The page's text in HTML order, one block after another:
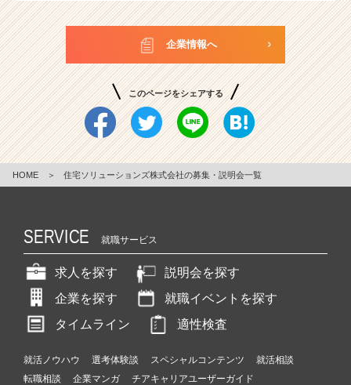
企業情報へ
このページをシェアする
HOME ＞ 住宅ソリューションズ株式会社の募集・説明会一覧
SERVICE 就職サービス
求人を探す
説明会を探す
企業を探す
就職イベントを探す
タイムライン
適性検査
就活ノウハウ 選考体験談 スペシャルコンテンツ
就活相談
転職相談
企業マンガ チアキャリアユーザーガイド